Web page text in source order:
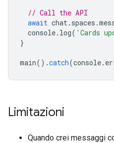
// Call the API
await chat. spaces .
console. log( 'Cards
}
main().catch(console.
Limitazioni
Quando crei messaggi